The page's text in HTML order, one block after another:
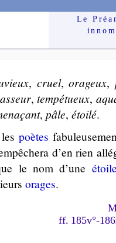
Le
, cruel,ora­geux,
,tem­pé­tueux,
, pâle, étoi­lé.
lespoètes
d’en rien
le nom d’une étoile
orages.
ff. 185v°-